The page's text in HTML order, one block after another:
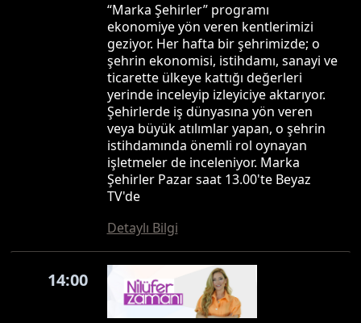
“Marka Şehirler” programı
ekonomiye yön veren kentlerimizi
geziyor. Her hafta bir şehrimizde; o
şehrin ekonomisi, istihdamı, sanayi ve
ticarette ülkeye kattığı değerleri
yerinde inceleyip izleyiciye aktarıyor.
Şehirlerde iş dünyasına yön veren
veya büyük atılımlar yapan, o şehrin
istihdamında önemli rol oynayan
işletmeler de inceleniyor. Marka
Şehirler Pazar saat 13.00'te Beyaz
TV'de
Detaylı Bilgi
14:00